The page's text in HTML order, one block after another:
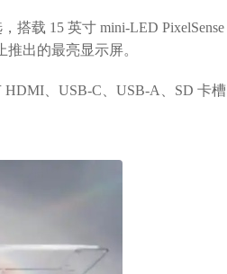
载 15 英寸 mini-LED PixelSense
出的最亮显示屏。
、USB-C、USB-A、SD 卡槽